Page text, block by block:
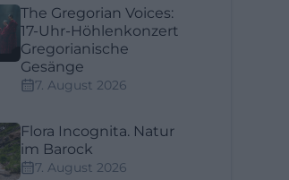
The Gregorian Voices:
17-Uhr-Höhlenkonzert
Gregorianische
Gesänge
7. August 2026
Flora Incognita. Natur
im Barock
7. August 2026